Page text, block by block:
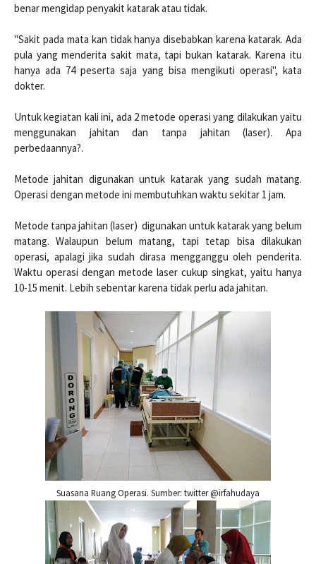
benar mengidap penyakit katarak atau tidak.
"Sakit pada mata kan tidak hanya disebabkan karena katarak. Ada
pula yang menderita sakit mata, tapi bukan katarak. Karena itu
hanya ada 74 peserta saja yang bisa mengikuti operasi", kata
dokter.
Untuk kegiatan kali ini, ada 2 metode operasi yang dilakukan yaitu
menggunakan jahitan dan tanpa jahitan (laser). Apa
perbedaannya?.
Metode jahitan digunakan untuk katarak yang sudah matang.
Operasi dengan metode ini membutuhkan waktu sekitar 1 jam.
Metode tanpa jahitan (laser) digunakan untuk katarak yang belum
matang. Walaupun belum matang, tapi tetap bisa dilakukan
operasi, apalagi jika sudah dirasa mengganggu oleh penderita.
Waktu operasi dengan metode laser cukup singkat, yaitu hanya
10-15 menit. Lebih sebentar karena tidak perlu ada jahitan.
Suasana Ruang Operasi. Sumber: twitter @irfahudaya